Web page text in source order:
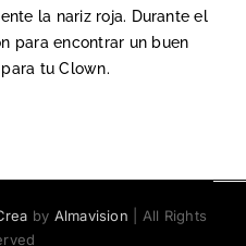
la nariz roja. Durante el
para encontrar un buen
tu Clown.
by Almavision | All Rights